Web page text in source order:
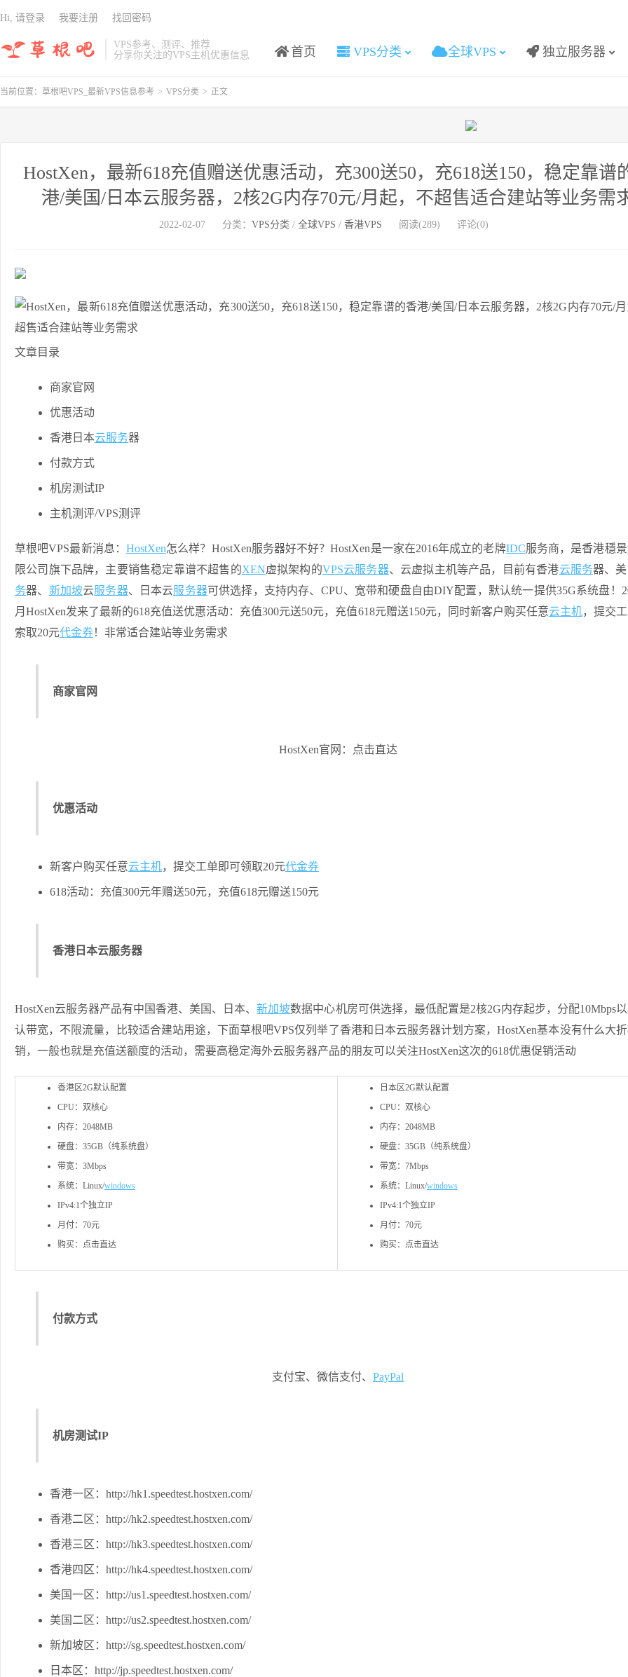
VPS参考、测评、推荐
分享你关注的VPS主机优惠信息
首页 VPS分类 全球VPS 独立服务器
Hi, 请登录 我要注册 找回密码
当前位置： 草根吧VPS_最新VPS信息参考 > VPS分类 > 正文
HostXen，最新618充值赠送优惠活动，充300送50，充618送150，稳定靠谱
港/美国/日本云服务器，2核2G内存70元/月起，不超售适合建站等业务需
2022-02-07 分类： VPS分类 / 全球VPS / 香港VPS 阅读(289) 评论(0)
文章目录
商家官网
优惠活动
香港日本云服务器
付款方式
机房测试IP
主机测评/VPS测评
草根吧VPS最新消息： HostXen怎么样？HostXen服务器好不好？HostXen是一家在2016年成立的老牌IDC服务商，是香港穩
限公司旗下品牌，主要销售稳定靠谱不超售的XEN虚拟架构的VPS云服务器、云虚拟主机等产品，目前有香港云服务器、
务器、 新加坡云服务器、日本云服务器可供选择，支持内存、CPU、宽带和硬盘自由DIY配置，默认统一提供35G系统盘！
月HostXen发来了最新的618充值送优惠活动：充值300元送50元，充值618元赠送150元，同时新客户购买任意云主机，提交
索取20元代金券！非常适合建站等业务需求
商家官网
HostXen官网：点击直达
优惠活动
新客户购买任意云主机，提交工单即可领取20元代金券
618活动：充值300元年赠送50元，充值618元赠送150元
香港日本云服务器
HostXen云服务器产品有中国香港、美国、日本、新加坡数据中心机房可供选择，最低配置是2核2G内存起步，分配10Mbps
认带宽，不限流量，比较适合建站用途，下面草根吧VPS仅列举了香港和日本云服务器计划方案，HostXen基本没有什么大
销，一般也就是充值送额度的活动，需要高稳定海外云服务器产品的朋友可以关注HostXen这次的618优惠促销活动
香港区2G默认配置
CPU：双核心
内存：2048MB
硬盘：35GB（纯系统盘）
带宽：3Mbps
系统：Linux/windows
IPv4:1个独立IP
月付：70元
购买：点击直达
日本区2G默认配置
CPU：双核心
内存：2048MB
硬盘：35GB（纯系统盘）
带宽：7Mbps
系统：Linux/windows
IPv4:1个独立IP
月付：70元
购买：点击直达
付款方式
支付宝、微信支付、 PayPal
机房测试IP
香港一区：http://hk1.speedtest.hostxen.com/
香港二区：http://hk2.speedtest.hostxen.com/
香港三区：http://hk3.speedtest.hostxen.com/
香港四区：http://hk4.speedtest.hostxen.com/
美国一区：http://us1.speedtest.hostxen.com/
美国二区：http://us2.speedtest.hostxen.com/
新加坡区：http://sg.speedtest.hostxen.com/
日本区：http://jp.speedtest.hostxen.com/